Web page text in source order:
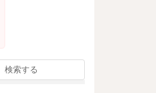
検索する